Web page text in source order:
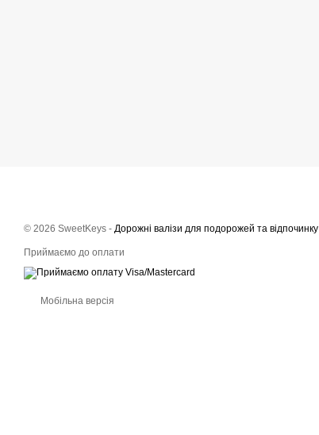
© 2026 SweetKeys - Дорожні валізи для подорожей та відпочинку
Приймаємо до оплати
Мобільна версія